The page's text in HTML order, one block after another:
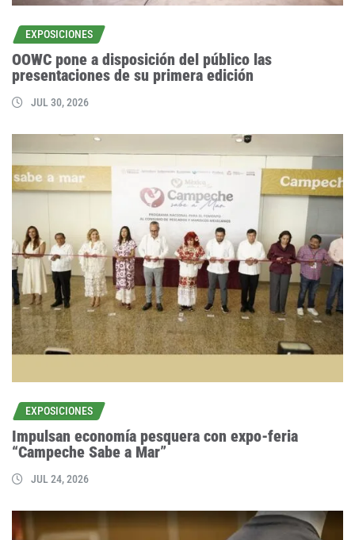
EXPOSICIONES
OOWC pone a disposición del público las
presentaciones de su primera edición
JUL 30, 2026
EXPOSICIONES
Impulsan economía pesquera con expo-feria
“Campeche Sabe a Mar”
JUL 24, 2026